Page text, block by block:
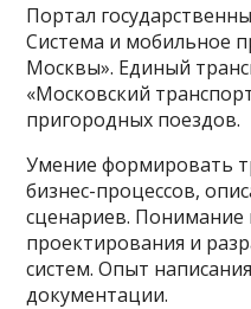
Портал
Система и мобильное
Москвы». Единый
«Московский
пригородных поездов.
Умение формировать
бизнес-процессов,
сценариев.
проектирования и
систем. Опыт
документации.